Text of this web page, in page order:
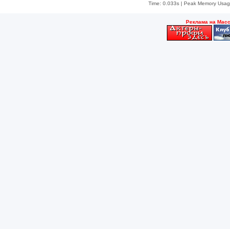
Time: 0.033s| Peak Memory
Рeклама на